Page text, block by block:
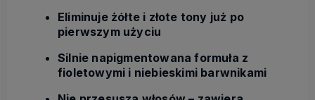
Eliminuje żółte i złote tony już po
pierwszym użyciu
Silnie napigmentowana formuła z
fioletowymi i niebieskimi barwnikami